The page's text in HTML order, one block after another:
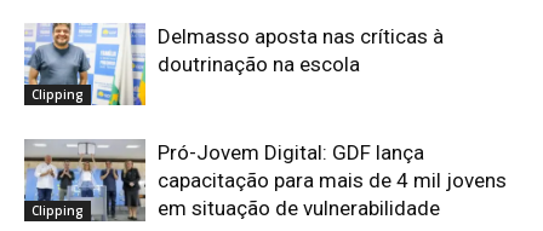
Clipping
Delmasso aposta nas críticas à
doutrinação na escola
Clipping
Pró-Jovem Digital: GDF lança
capacitação para mais de 4 mil jovens
em situação de vulnerabilidade